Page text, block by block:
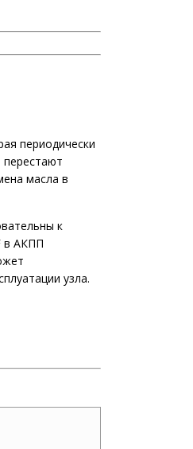
периодически
перестают
масла в
к
в АКПП
узла.